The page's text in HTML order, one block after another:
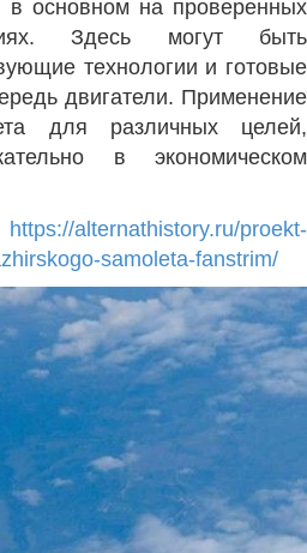
в основном на проверенных
Здесь могут быть
технологии и готовые
двигатели. Применение
для различных целей,
в экономическом
https://alternathistory.ru/proekt-
samoleta-fanstrim/